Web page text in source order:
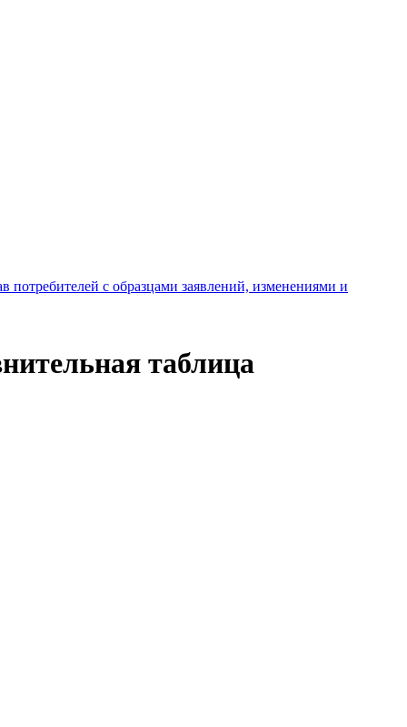
потребителей с образцами заявлений, изменениями и
таблица